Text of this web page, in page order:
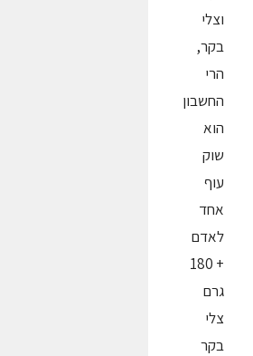
וצלי
בקר,
הרי
החשבון
הוא
שוק
עוף
אחד
לאדם
+ 180
גרם
צלי
בקר